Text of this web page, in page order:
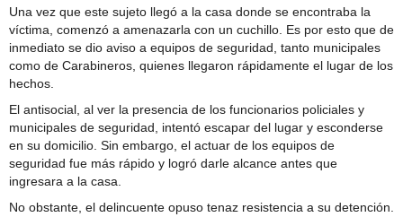
Una vez que este sujeto llegó a la casa donde se encontraba la
víctima, comenzó a amenazarla con un cuchillo. Es por esto que de
inmediato se dio aviso a equipos de seguridad, tanto municipales
como de Carabineros, quienes llegaron rápidamente el lugar de los
hechos.
El antisocial, al ver la presencia de los funcionarios policiales y
municipales de seguridad, intentó escapar del lugar y esconderse
en su domicilio. Sin embargo, el actuar de los equipos de
seguridad fue más rápido y logró darle alcance antes que
ingresara a la casa.
No obstante, el delincuente opuso tenaz resistencia a su detención.